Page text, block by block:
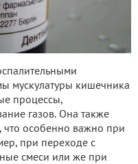
мускулатуры кишечника
процессы,
газов. Она также
что особенно важно при
при переходе с
смеси или же при